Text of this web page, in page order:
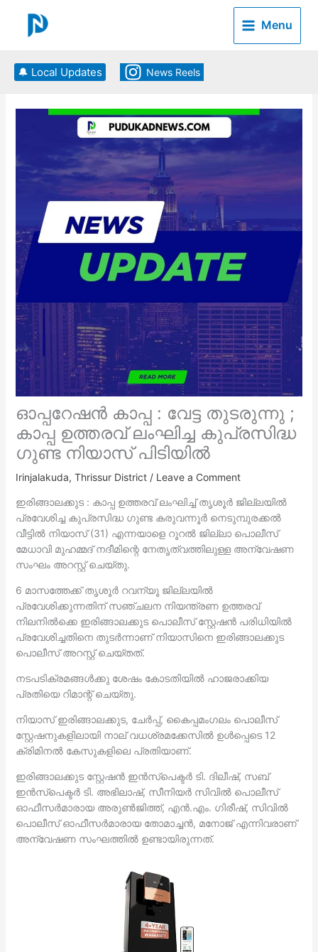
content
Menu
🔔 Local Updates News Reels
ഓപ്പറേഷൻ കാപ്പ : വേട്ട തുടരുന്നു ;
കാപ്പ ഉത്തരവ് ലംഘിച്ച കുപ്രസിദ്ധ
ഗുണ്ട നിയാസ് പിടിയിൽ
Irinjalakuda, Thrissur District/ Leave a Comment
ഇരിങ്ങാലക്കുട : കാപ്പ ഉത്തരവ് ലംഘിച്ച് തൃശൂർ ജില്ലയിൽ
പ്രവേശിച്ച കുപ്രസിദ്ധ ഗുണ്ട കരുവന്നൂർ നെടുമ്പുരക്കൽ
വീട്ടിൽ നിയാസ് (31) എന്നയാളെ റൂറൽ ജില്ലാ പൊലീസ്
മേധാവി മുഹമ്മദ് നദീമിന്റെ നേതൃത്വത്തിലുള്ള അന്വേഷണ
സംഘം അറസ്റ്റ് ചെയ്തു.
6 മാസത്തേക്ക് തൃശൂർ റവന്യൂ ജില്ലയിൽ
പ്രവേശിക്കുന്നതിന് സഞ്ചലന നിയന്ത്രണ ഉത്തരവ്
നിലനിൽക്കെ ഇരിങ്ങാലക്കുട പൊലീസ് സ്റ്റേഷൻ പരിധിയിൽ
പ്രവേശിച്ചതിനെ തുടർന്നാണ് നിയാസിനെ ഇരിങ്ങാലക്കുട
പൊലീസ് അറസ്റ്റ് ചെയ്തത്.
നടപടിക്രമങ്ങൾക്കു ശേഷം കോടതിയിൽ ഹാജരാക്കിയ
പ്രതിയെ റിമാന്റ് ചെയ്തു.
നിയാസ് ഇരിങ്ങാലക്കുട, ചേർപ്പ്, കൈപ്പമംഗലം പൊലീസ്
സ്റ്റേഷനുകളിലായി നാല് വധശ്രമക്കേസിൽ ഉൾപ്പെടെ 12
ക്രിമിനൽ കേസുകളിലെ പ്രതിയാണ്.
ഇരിങ്ങാലക്കുട സ്റ്റേഷൻ ഇൻസ്പെക്ടർ ടി. ദിലീഷ്, സബ്
ഇൻസ്പെക്ടർ ടി. അഭിലാഷ്, സീനിയർ സിവിൽ പൊലീസ്
ഓഫീസർമാരായ അരുൺജിത്ത്, എൻ.എം. ഗിരീഷ്, സിവിൽ
പൊലീസ് ഓഫീസർമാരായ തോമാച്ചൻ, മനോജ് എന്നിവരാണ്
അന്വേഷണ സംഘത്തിൽ ഉണ്ടായിരുന്നത്.